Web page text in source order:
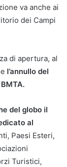
va anche ai
dei Campi
di apertura, al
l’annullo del
del globo il
al
Paesi Esteri,
Turistici,